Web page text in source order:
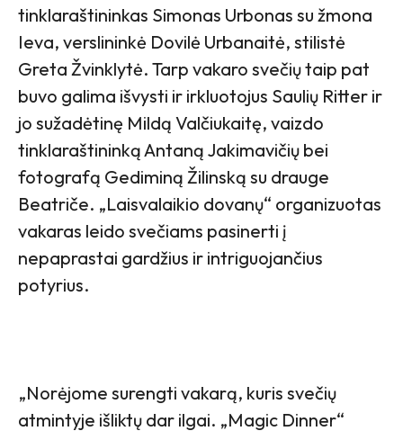
tinklaraštininkas Simonas Urbonas su žmona
Ieva, verslininkė Dovilė Urbanaitė, stilistė
Greta Žvinklytė. Tarp vakaro svečių taip pat
buvo galima išvysti ir irkluotojus Saulių Ritter ir
jo sužadėtinę Mildą Valčiukaitę, vaizdo
tinklaraštininką Antaną Jakimavičių bei
fotografą Gediminą Žilinską su drauge
Beatriče. „Laisvalaikio dovanų“ organizuotas
vakaras leido svečiams pasinerti į
nepaprastai gardžius ir intriguojančius
potyrius.
„Norėjome surengti vakarą, kuris svečių
atmintyje išliktų dar ilgai. „Magic Dinner“